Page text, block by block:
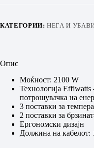
КАТЕГОРИИ:НЕГА И
Опис
Моќност: 2100 W
Технологија
потрошувачка на
3 поставки за
2 поставки за
Ергономски дизајн
Должина на кабелот: